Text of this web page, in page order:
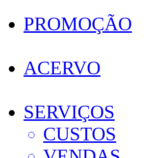
PROMOÇÃO
ACERVO
SERVIÇOS
CUSTOS